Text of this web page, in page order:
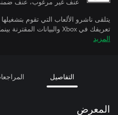
يتلقى ناشرو الألعاب التي تقوم
تعريفك في Xbox والبيانات المقترنة بينما تمارس الألعاب.
المزيد
التفاصيل
المعرض